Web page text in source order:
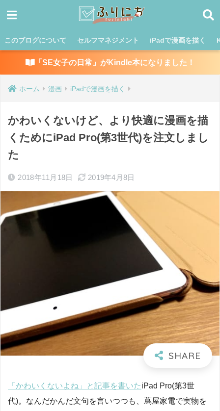
このブログについて セルフマネジメント iPadで漫画を描く
「SE女子の日常」がKindle本になりました！
ホーム 漫画 iPadで漫画を描く
かわいくないけど、より快適に漫画を描
くためにiPad Pro(第3世代)を注文しまし
た
2018年11月18日 2019年4月8日
「かわいくないよね」と記事を書いたiPad Pro(第3世
代)。なんだかんだ文句を言いつつも、蔦屋家電で実物を